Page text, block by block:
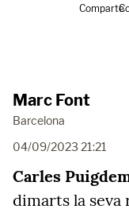
Comparte
Marc Font
Barcelona
04/09/2023 21:21
Carles
dimarts la